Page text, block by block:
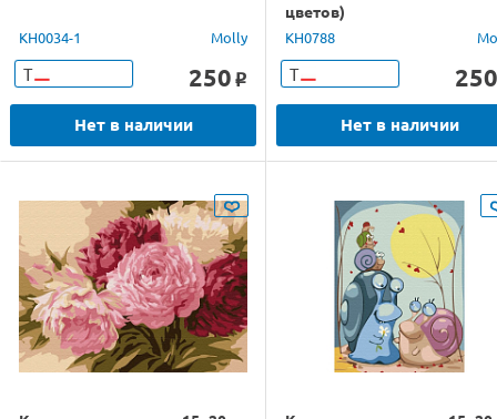
KH0034-1 Molly
Т 250 o
Нет в наличии
цветов)
KH0788
Т 250
Нет в наличии